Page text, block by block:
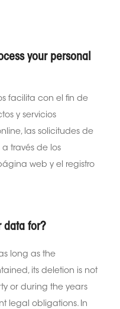
your personal
facilita con el fin de
y servicios
las solicitudes de
través de los
web y el registro
data for?
long as the
its deletion is not
or during the years
legal obligations. In